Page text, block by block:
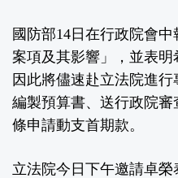
國防部14日在行政院會
案項及其影響」，並表明
因此將儘速赴立法院進
編製預算書、送行政院
條申請動支首期款。
立法院今日下午邀請卓